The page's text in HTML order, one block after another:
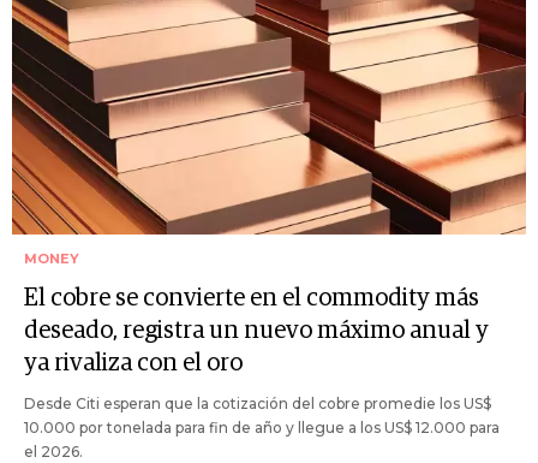
MONEY
El cobre se convierte en el commodity más
deseado, registra un nuevo máximo anual y
ya rivaliza con el oro
Desde Citi esperan que la cotización del cobre promedie los US$
10.000 por tonelada para fin de año y llegue a los US$ 12.000 para
el 2026.